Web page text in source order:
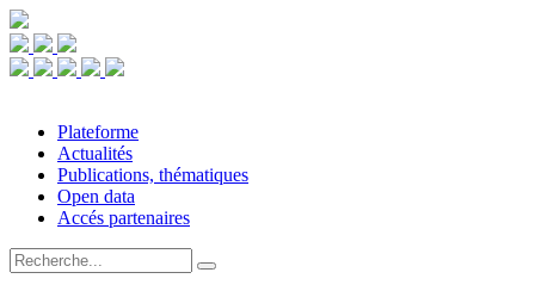
Plateforme
Actualités
Publications, thématiques
Open data
Accés partenaires